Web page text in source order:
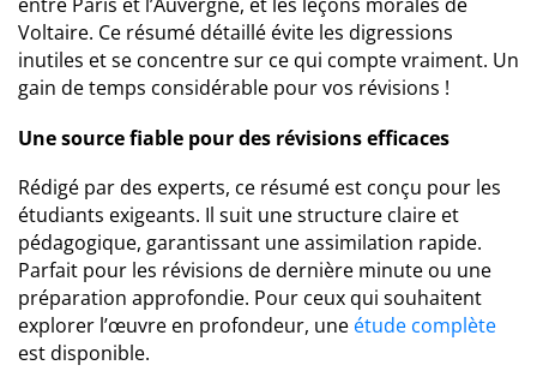
Voltaire. Ce résumé détaillé évite les digressions
inutiles et se concentre sur ce qui compte vraiment. Un
gain de temps considérable pour vos révisions !
Une source fiable pour des révisions efficaces
Rédigé par des experts, ce résumé est conçu pour les
étudiants exigeants. Il suit une structure claire et
pédagogique, garantissant une assimilation rapide.
Parfait pour les révisions de dernière minute ou une
préparation approfondie. Pour ceux qui souhaitent
explorer l’œuvre en profondeur, une étude complète
est disponible.